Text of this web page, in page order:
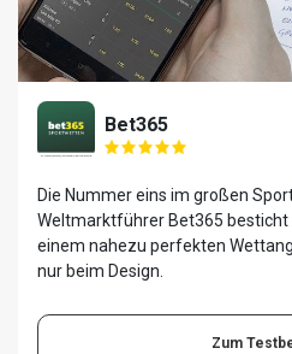
Bet365
Die Nummer eins im großen
Weltmarktführer Bet365 besticht
einem nahezu perfekten
nur beim Design.
Zum